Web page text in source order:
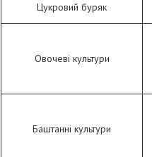
Цукровий буряк
Овочеві культури
Баштанні культури